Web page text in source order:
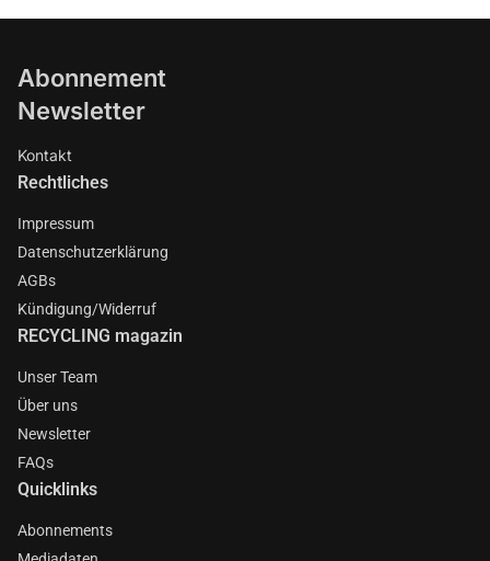
Abonnement
Newsletter
Kontakt
Rechtliches
Impressum
Datenschutzerklärung
AGBs
Kündigung/Widerruf
RECYCLING magazin
Unser Team
Über uns
Newsletter
FAQs
Quicklinks
Abonnements